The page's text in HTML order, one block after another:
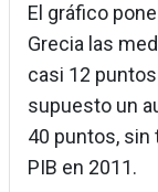
El gráfico
Grecia las
casi 12
supuesto un
40 puntos, sin
PIB en 2011.